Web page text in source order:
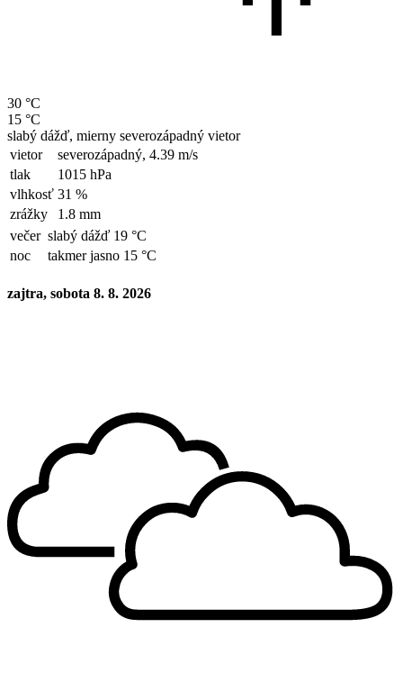
30 °C
15 °C
slabý dážď, mierny severozápadný vietor
vietor
severozápadný, 4.39 m/s
tlak
1015 hPa
vlhkosť 31 %
zrážky
1.8 mm
večer slabý dážď 19 °C
noc
takmer jasno 15 °C
zajtra, sobota 8. 8. 2026